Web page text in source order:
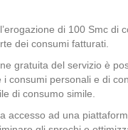
di 100 Smc di
dei consumi fatturati.
gratuita del servizio è
consumi personali e di
di consumo simile.
accesso ad una